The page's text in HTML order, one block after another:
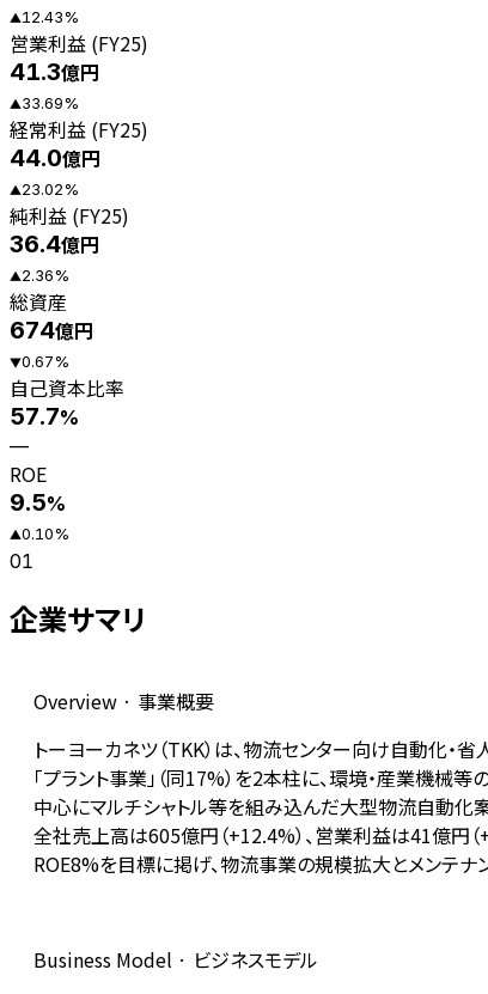
▲12.43%
営業利益 (FY25)
41.3億円
▲33.69%
経常利益 (FY25)
44.0億円
▲23.02%
純利益 (FY25)
36.4億円
▲2.36%
総資産
674億円
▼0.67%
自己資本比率
57.7%
—
ROE
9.5%
▲0.10%
01
企業サマリ
Overview · 事業概要
トーヨーカネツ（TKK）は、物流センター向け自動化・
「プラント事業」（同17%）を2本柱に、環境・産業機械
中心にマルチシャトル等を組み込んだ大型物流自動化
全社売上高は605億円（+12.4%）、営業利益は41億円
ROE8%を目標に掲げ、物流事業の規模拡大とメンテ
Business Model · ビジネスモデル